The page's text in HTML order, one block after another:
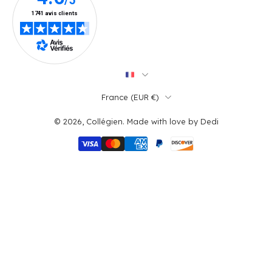
France ‎(EUR €)‎
© 2026, Collégien. Made with love by Dedi